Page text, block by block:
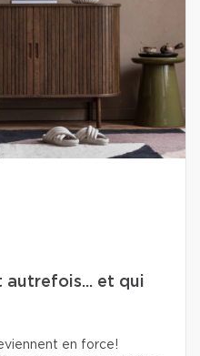
autrefois... et qui
en force!